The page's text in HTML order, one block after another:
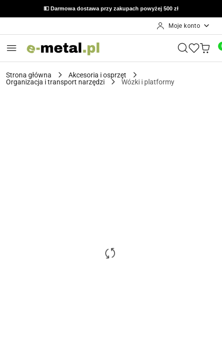
💵 Darmowa dostawa przy zakupach powyżej 500 zł
Moje konto
Strona główna
Akcesoria i osprzęt
Organizacja i transport narzędzi
Wózki i platformy